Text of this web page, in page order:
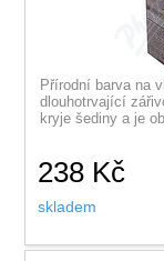
Přírodní barva na
dlouhotrvající
kryje šediny a je
238 Kč
skladem